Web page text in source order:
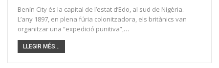
Benín City és la capital de l’estat d’Edo, al sud de Nigèria.
L’any 1897, en plena fúria colonitzadora, els britànics van
organitzar una “expedició punitiva”,…
LLEGIR MÉS...